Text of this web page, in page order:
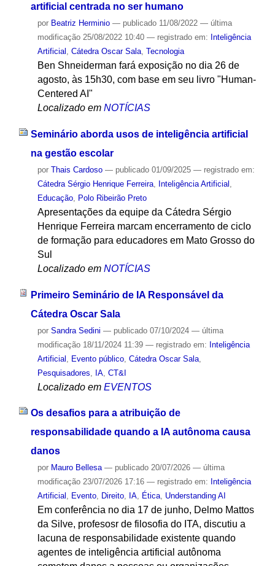
artificial centrada no ser humano
por Beatriz Herminio — publicado11/08/2022 — última
modificação25/08/2022 10:40 — registrado em: Inteligência
Artificial , Cátedra Oscar Sala, Tecnologia
Ben Shneiderman fará exposição no dia 26 de
agosto, às 15h30, com base em seu livro "Human-
Centered AI"
Localizado em NOTÍCIAS
Seminário aborda usos de inteligência artificial
na gestão escolar
por Thais Cardoso — publicado01/09/2025 — registrado em:
Cátedra Sérgio Henrique Ferreira, Inteligência Artificial ,
Educação, Polo Ribeirão Preto
Apresentações da equipe da Cátedra Sérgio
Henrique Ferreira marcam encerramento de ciclo
de formação para educadores em Mato Grosso do
Sul
Localizado em NOTÍCIAS
Primeiro Seminário de IA Responsável da
Cátedra Oscar Sala
por Sandra Sedini — publicado07/10/2024 — última
modificação18/11/2024 11:39 — registrado em: Inteligência
Artificial
Evento público, Cátedra Oscar Sala,
Pesquisadores
IA, CT&I
Localizado em EVENTOS
Os desafios para a atribuição de
responsabilidade quando a IA autônoma causa
danos
por Mauro Bellesa — publicado20/07/2026 — última
modificação23/07/2026 17:16 — registrado em: Inteligência
Artificial , Evento, Direito, IA, Ética, Understanding AI
Em conferência no dia 17 de junho, Delmo Mattos
da Silve, profesosr de filosofia do ITA, discutiu a
lacuna de responsabilidade existente quando
agentes de inteligência artificial autônoma